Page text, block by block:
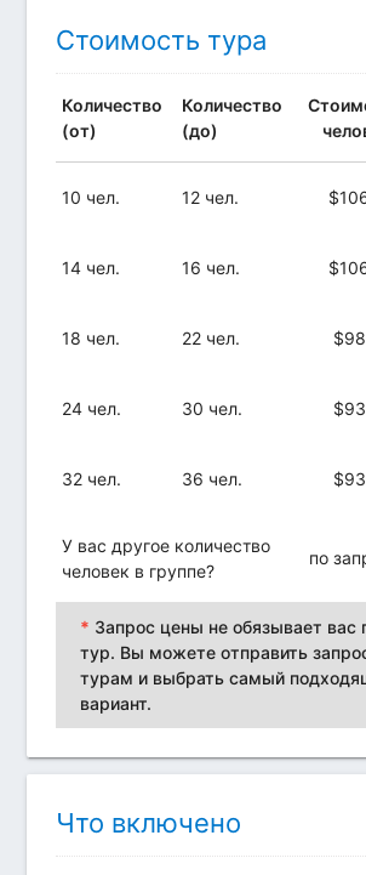
Стоимость тура
Количество
(от)
Количество
(до)
10 чел. 12 чел. $
14 чел. 16 чел. $
18 чел. 22 чел. $
24 чел. 30 чел. $
32 чел. 36 чел. $
У вас другое количество
человек в группе?
по
* Запрос цены не обязывает вас
тур. Вы можете отправить
турам и выбрать самый
вариант.
Что включено